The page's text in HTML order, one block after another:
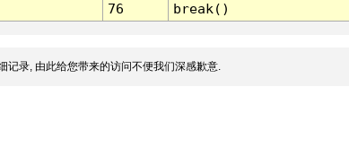
76 break()
记录, 由此给您带来的访问不便我们深感歉意.